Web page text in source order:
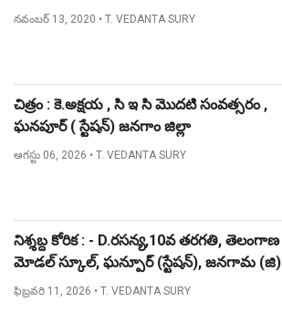
నవంబర్ 13, 2020 • T. VEDANTA SURY
చిత్రం : కె.అక్షయ , సి ఇ సి మొదటి సంవత్సరం ,
ఘనపూర్ ( స్టేషన్) జనగాం జిల్లా
ఆగస్టు 06, 2026 • T. VEDANTA SURY
నిశ్శబ్ద కోరిక : - D.రసన్య,10వ తరగతి, తెలంగాణ
మోడల్ స్కూల్, ఘన్పూర్ (స్టేషన్), జనగామ (జి)
ఫిబ్రవరి 11, 2026 • T. VEDANTA SURY